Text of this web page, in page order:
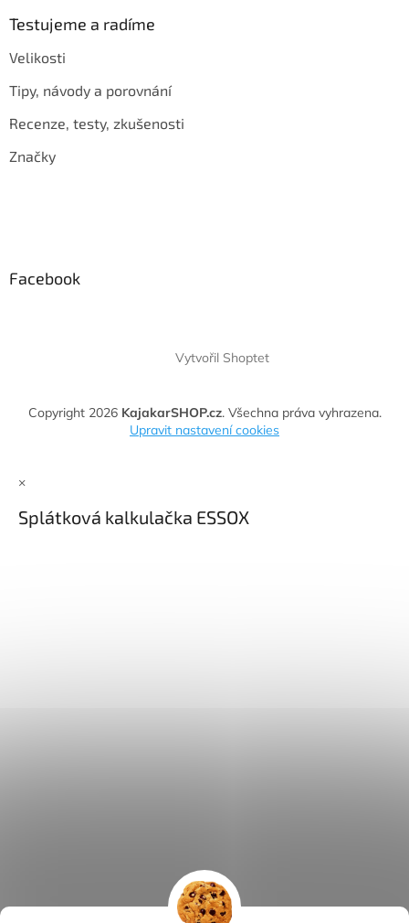
Testujeme a radíme
Velikosti
Tipy, návody a porovnání
Recenze, testy, zkušenosti
Značky
Facebook
Vytvořil Shoptet
Copyright 2026 KajakarSHOP.cz. Všechna práva vyhrazena.
Upravit nastavení cookies
×
Splátková kalkulačka ESSOX